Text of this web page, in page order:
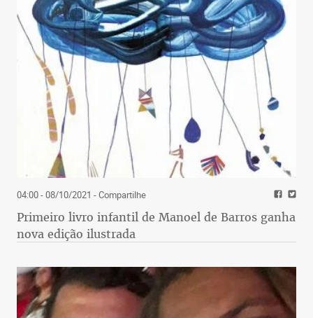
04:00 - 08/10/2021 - Compartilhe
Primeiro livro infantil de Manoel de Barros ganha
nova edição ilustrada